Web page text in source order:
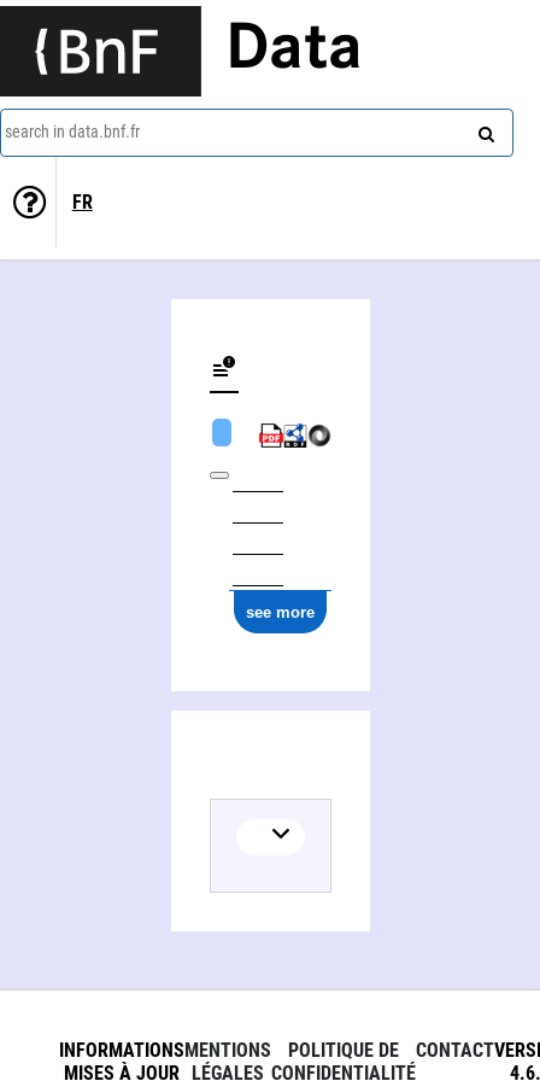
Data
search in data.bnf.fr
FR
see more
INFORMATIONS
MISES À JOUR
MENTIONS
LÉGALES
POLITIQUE DE
CONFIDENTIALITÉ
CONTACT